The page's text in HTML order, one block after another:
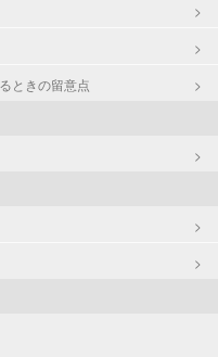
ときの留意点